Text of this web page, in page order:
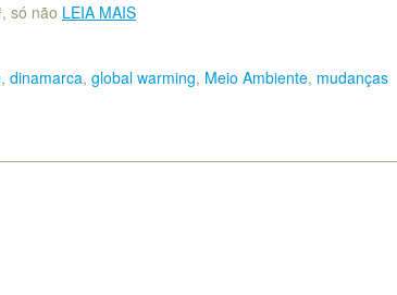
só não LEIA MAIS
, dinamarca, global warming, Meio Ambiente, mudanças